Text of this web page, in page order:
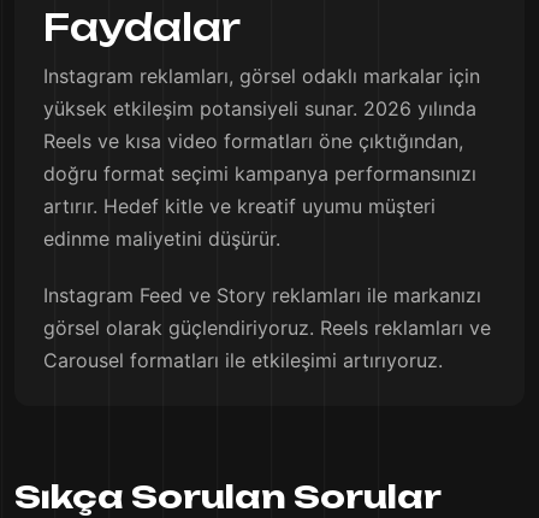
Faydalar
Instagram reklamları, görsel odaklı markalar için
yüksek etkileşim potansiyeli sunar. 2026 yılında
Reels ve kısa video formatları öne çıktığından,
doğru format seçimi kampanya performansınızı
artırır. Hedef kitle ve kreatif uyumu müşteri
edinme maliyetini düşürür.
Instagram Feed ve Story reklamları ile markanızı
görsel olarak güçlendiriyoruz. Reels reklamları ve
Carousel formatları ile etkileşimi artırıyoruz.
Sıkça Sorulan Sorular